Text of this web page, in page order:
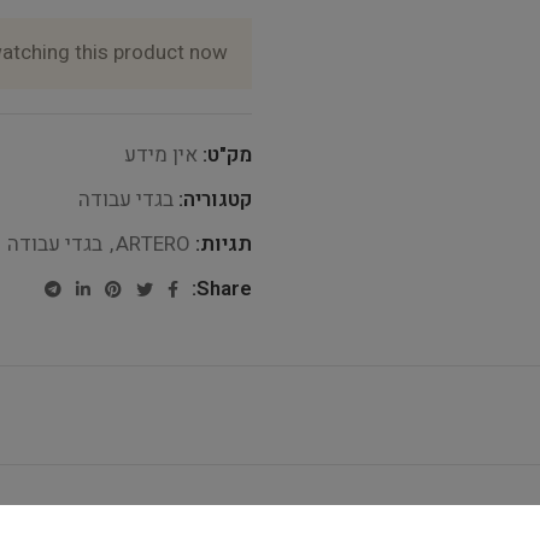
this product now!
מק"ט: אין מידע
קטגוריה: בגדי עבודה
תגיות: ARTERO
, בגדי עבודה
Share: